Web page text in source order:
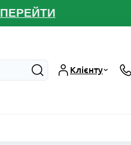
ПЕРЕЙТИ
Клієнту